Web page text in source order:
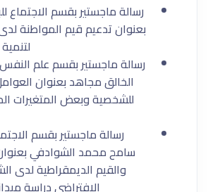
رسالة ماجستير بقسم الاجتماع
بعنوان تدعيم قيم المواطنة
رسالة ماجستير بقسم علم
الخالق مجاهد بعنوان
للشخصية وبعض المتغيرات
⁠رسالة ماجستير بقسم
سامح محمد الشوادفي
والقيم الديمقراطية لدى
الافتراضي دراسة